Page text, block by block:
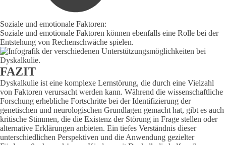
Soziale und emotionale Faktoren:
Soziale und emotionale Faktoren können ebenfalls eine Rolle bei der
Entstehung von Rechenschwäche spielen.
FAZIT
Dyskalkulie ist eine komplexe Lernstörung, die durch eine Vielzahl
von Faktoren verursacht werden kann. Während die wissenschaftliche
Forschung erhebliche Fortschritte bei der Identifizierung der
genetischen und neurologischen Grundlagen gemacht hat, gibt es auch
kritische Stimmen, die die Existenz der Störung in Frage stellen oder
alternative Erklärungen anbieten. Ein tiefes Verständnis dieser
unterschiedlichen Perspektiven und die Anwendung gezielter